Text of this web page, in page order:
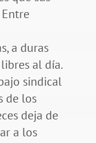
a duras
al día.
sindical
de los
deja de
a los